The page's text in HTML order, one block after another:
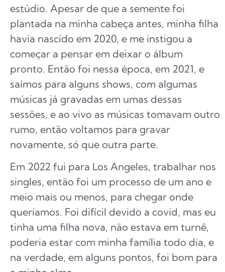
estúdio. Apesar de que a semente foi
plantada na minha cabeça antes, minha filha
havia nascido em 2020, e me instigou a
começar a pensar em deixar o álbum
pronto. Então foi nessa época, em 2021, e
saímos para alguns shows, com algumas
músicas já gravadas em umas dessas
sessões, e ao vivo as músicas tomavam outro
rumo, então voltamos para gravar
novamente, só que outra parte.
Em 2022 fui para Los Angeles, trabalhar nos
singles, então foi um processo de um ano e
meio mais ou menos, para chegar onde
queríamos. Foi difícil devido a covid, mas eu
tinha uma filha nova, não estava em turnê,
poderia estar com minha família todo dia, e
na verdade, em alguns pontos, foi bom para